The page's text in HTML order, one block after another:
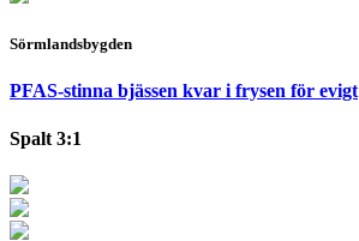
Sörmlandsbygden
PFAS-stinna bjässen kvar i frysen för evigt
Spalt 3:1